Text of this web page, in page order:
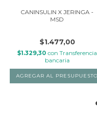
CANINSULIN X JERINGA -
MSD
$1.477,00
$1.329,30 con Transferencia
bancaria